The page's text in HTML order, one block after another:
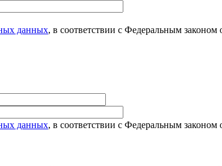
данных, в соответствии с Федеральным
данных, в соответствии с Федеральным